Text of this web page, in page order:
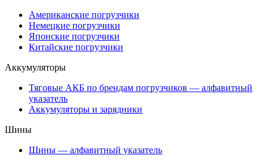
Американские погрузчики
Немецкие погрузчики
Японские погрузчики
Китайские погрузчики
Аккумуляторы
Тяговые АКБ по брендам погрузчиков — алфавитный
указатель
Аккумуляторы и зарядники
Шины
Шины — алфавитный указатель